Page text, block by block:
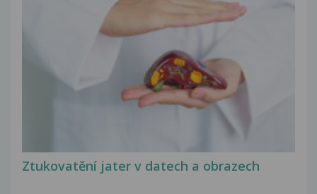
Ztukovatění jater v datech a obrazech